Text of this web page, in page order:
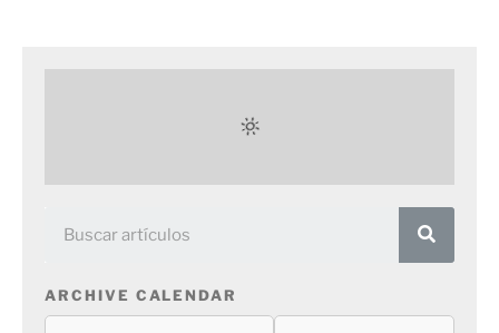
ARCHIVE CALENDAR